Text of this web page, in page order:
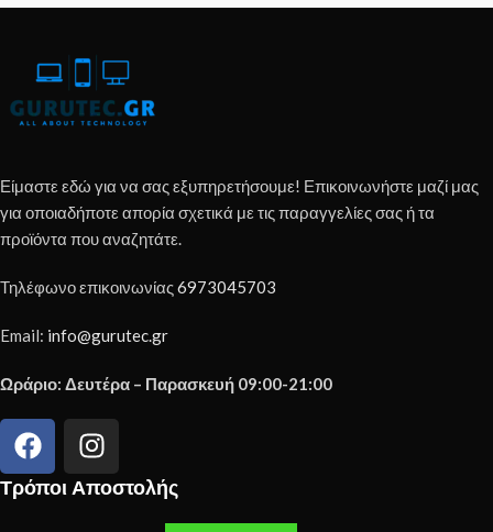
Κάμερα Μπροστά
32 MP Quad Pixel f/2.2 · 4K video ·
Βίντεο
Είμαστε εδώ για να σας εξυπηρετήσουμε! Επικοινωνήστε μαζί μας
για οποιαδήποτε απορία σχετικά με τις παραγγελίες σας ή τα
προϊόντα που αναζητάτε.
Τηλέφωνο επικοινωνίας6973045703
Email: info@gurutec.gr
Ωράριο: Δευτέρα – Παρασκευή 09:00-21:00
Τρόποι Αποστολής